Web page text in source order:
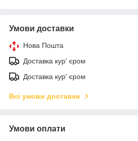
Умови доставки
Нова Пошта
Доставка кур' єром
Доставка кур' єром
Всі умови доставки
Умови оплати